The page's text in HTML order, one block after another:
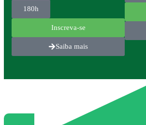
180h
Inscreva-se
Saiba mais